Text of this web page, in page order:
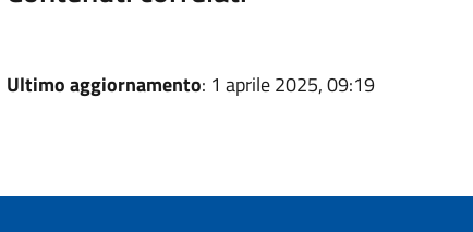
Ultimo aggiornamento: 1 aprile 2025, 09:19